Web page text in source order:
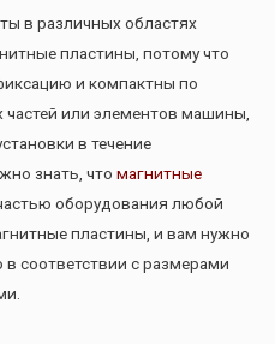
в различных областях
пластины, потому что
и компактны по
или элементов машины,
в течение
знать, что магнитные
оборудования любой
пластины, и вам нужно
соответствии с размерами